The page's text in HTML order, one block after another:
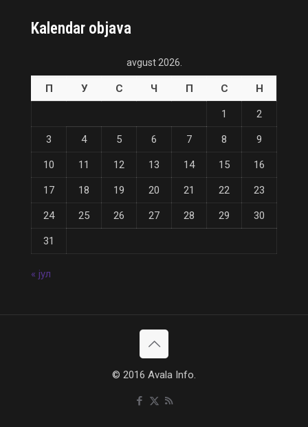
Kalendar objava
avgust 2026.
П У С Ч П С Н
1 2
3 4 5 6 7 8 9
10 11 12 13 14 15 16
17 18 19 20 21 22 23
24 25 26 27 28 29 30
31
« јул
© 2016 Avala Info.